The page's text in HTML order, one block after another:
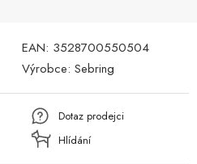
EAN: 3528700550504
Výrobce: Sebring
Dotaz prodejci
Hlídání